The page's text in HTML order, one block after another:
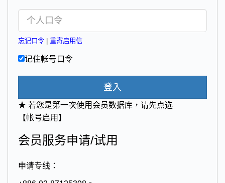
忘记口令 重寄启用信
记住帐号口令
登入
★ 若您是第一次使用会员数据库，请先点选
【帐号启用】
会员服务申请/试用
申请专线：